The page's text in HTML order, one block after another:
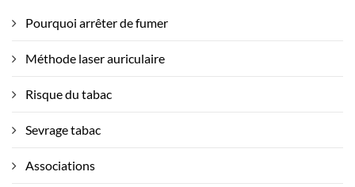
Pourquoi arrêter de fumer
Méthode laser auriculaire
Risque du tabac
Sevrage tabac
Associations